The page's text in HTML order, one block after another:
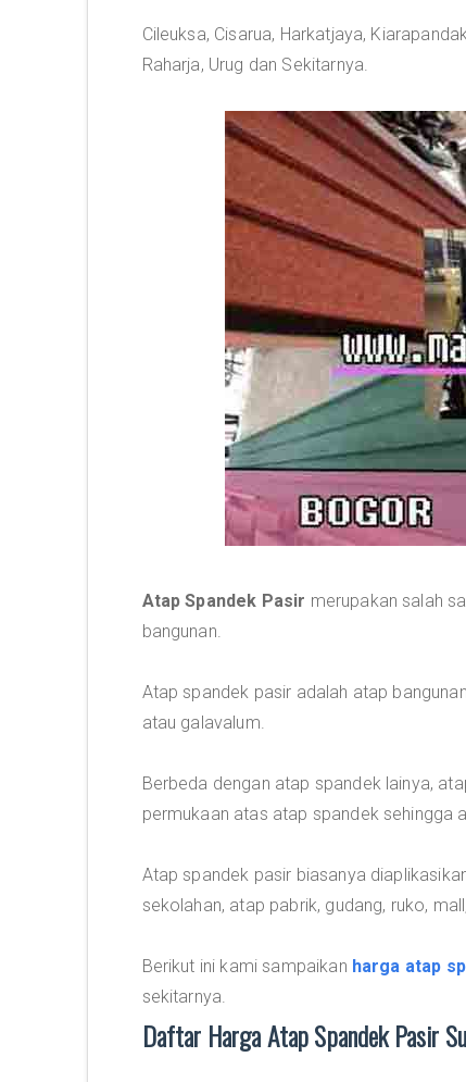
Cileuksa, Cisarua, Harkatjaya,
Raharja, Urug dan Sekitarnya.
Atap Spandek Pasir merupakan salah
bangunan.
Atap spandek pasir adalah atap
atau galavalum.
Berbeda dengan atap spandek lainya,
permukaan atas atap spandek sehingga
Atap spandek pasir biasanya
sekolahan, atap pabrik, gudang, ruko,
Berikut ini kami sampaikan harga atap
sekitarnya.
Daftar Harga Atap Spandek Pasir